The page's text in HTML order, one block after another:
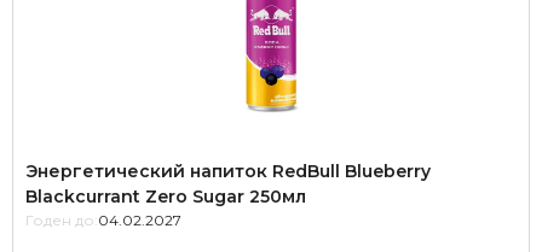
Энергетический напиток RedBull Blueberry
Blackcurrant Zero Sugar 250мл
Годен до: 04.02.2027